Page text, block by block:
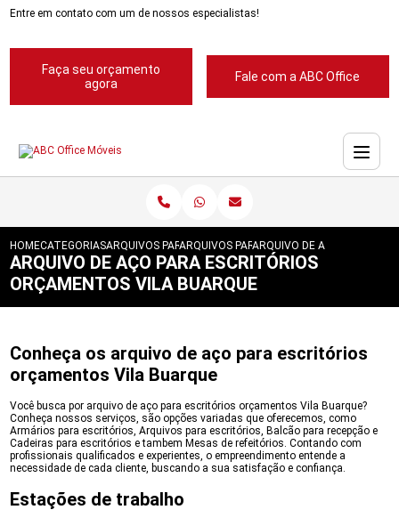
Entre em contato com um de nossos especialistas!
Faça seu orçamento
agora
Fale com a ABC Office
HOMECATEGORIASARQUIVOS PARA ESCRITORIOS
ARQUIVOS PARA ESCRITORIOS ABC
ARQUIVO DE ACO PARA
ARQUIVO DE AÇO PARA ESCRITÓRIOS
ORÇAMENTOS VILA BUARQUE
Conheça os arquivo de aço para escritórios
orçamentos Vila Buarque
Você busca por arquivo de aço para escritórios orçamentos Vila Buarque?
Conheça nossos serviços, são opções variadas que oferecemos, como
Armários para escritórios, Arquivos para escritórios, Balcão para recepção e
Cadeiras para escritórios e tambem Mesas de refeitórios. Contando com
profissionais qualificados e experientes, o empreendimento entende a
necessidade de cada cliente, buscando a sua satisfação e confiança.
Estações de trabalho